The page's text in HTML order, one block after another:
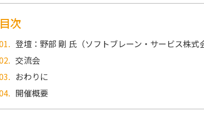
目次
登壇：野部 剛 氏（ソフトブレーン・サービス株式
交流会
おわりに
開催概要